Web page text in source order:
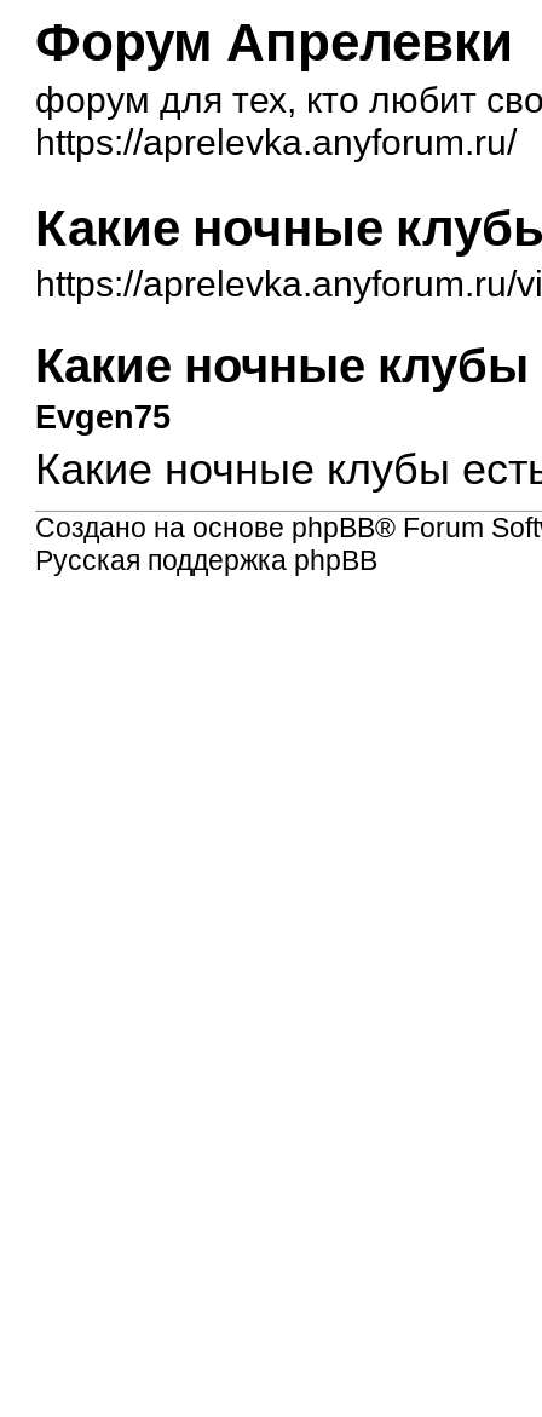
Форум Апрелевки
форум для тех, кто любит
https://aprelevka.anyforum.ru/
Какие ночные
https://aprelevka.anyforum.ru/
Какие ночные клубы
Evgen75
Какие ночные клубы
Создано на основе phpBB® Forum
Русская поддержка phpBB